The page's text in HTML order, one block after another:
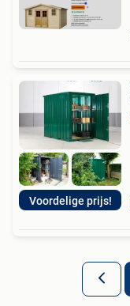
Voordelige prijs!